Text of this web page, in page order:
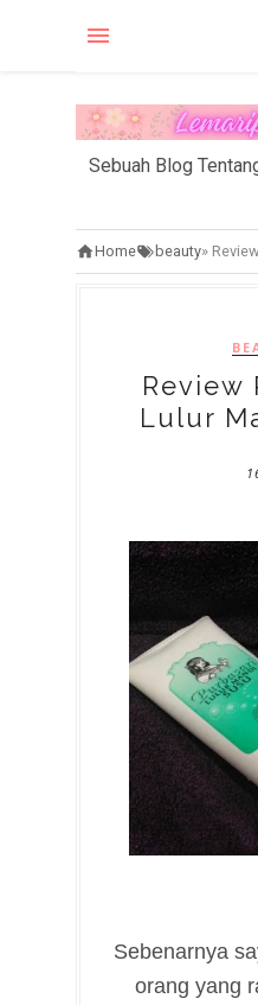
Sebuah Blog
Home beauty»
Review
Lulur
Sebenarnya
orang yang